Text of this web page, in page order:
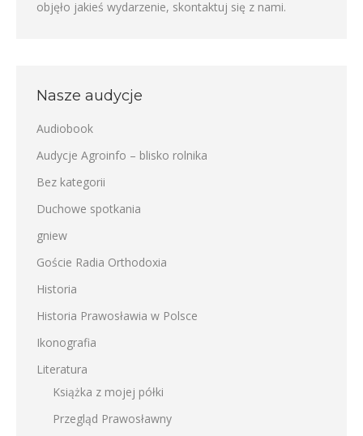
objęło jakieś wydarzenie, skontaktuj się z nami.
Nasze audycje
Audiobook
Audycje Agroinfo – blisko rolnika
Bez kategorii
Duchowe spotkania
gniew
Goście Radia Orthodoxia
Historia
Historia Prawosławia w Polsce
Ikonografia
Literatura
Książka z mojej półki
Przegląd Prawosławny